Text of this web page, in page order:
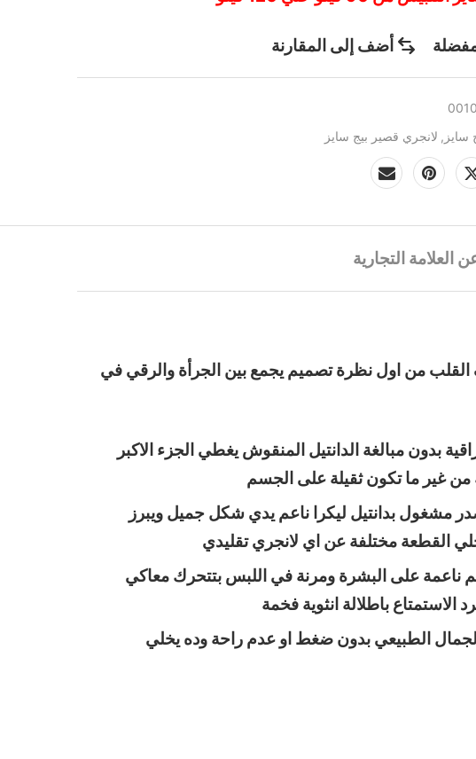
أضف إلى المقارنة
سايز , لانجري قصير بيج سايز
العلامة التجارية
من اول نظرة تصميم يجمع بين الجرأة والرقي في
بدون مبالغة الدانتيل المنقوش يغطي الجزء الاكبر
من غير ما تكون ثقيلة على الجسم
مشغول بدانتيل ليكرا ناعم يدي شكل جميل ويبرز
القطعة مختلفة عن اي لانجري تقليدي
ناعمة على البشرة ومرنة في اللبس بتتحرك معاكي
باطلالة انثوية فخمة
الطبيعي بدون ضغط او عدم راحة وده يخلي